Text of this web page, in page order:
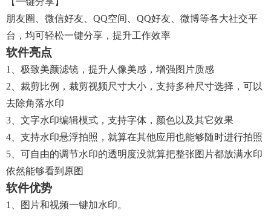
朋友圈、微信好友、QQ空间、QQ好友、微博等各大社交平
台，均可轻松一键分享，提升工作效率
软件亮点
1、极致美颜滤镜，提升人像美感，增强图片质感
2、裁剪比例，裁剪视频尺寸大小，支持多种尺寸选择，可以
去除角落水印
3、文字水印编辑模式，支持字体，颜色以及其它效果
4、支持水印悬浮拍照，就算在其他应用也能够随时进行拍照
5、可自由的调节水印的透明度没就算把整张图片都放满水印
依然能够看到原图
软件优势
1、图片和视频一键加水印。